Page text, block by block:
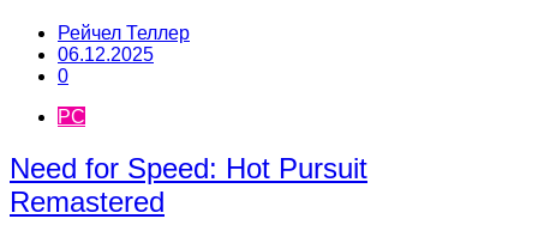
Рейчел Теллер
06.12.2025
0
PC
Need for Speed: Hot Pursuit
Remastered